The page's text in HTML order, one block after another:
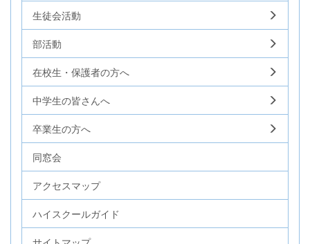
生徒会活動
部活動
在校生・保護者の方へ
中学生の皆さんへ
卒業生の方へ
同窓会
アクセスマップ
ハイスクールガイド